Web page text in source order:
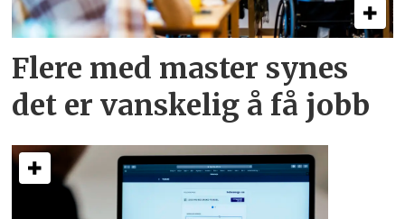
Flere med master synes
det er vanskelig å få jobb